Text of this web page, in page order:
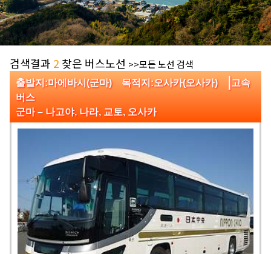
검색결과 2 찾은 버스노선 >>모든 노선 검색
출발지:마에바시(군마) 목적지:오사카(오사카) |고속
버스
군마 – 나고야, 나라, 교토, 오사카